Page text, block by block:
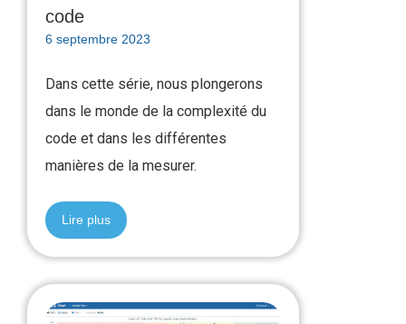
code
6 septembre 2023
Dans cette série, nous plongerons
dans le monde de la complexité du
code et dans les différentes
manières de la mesurer.
Lire plus